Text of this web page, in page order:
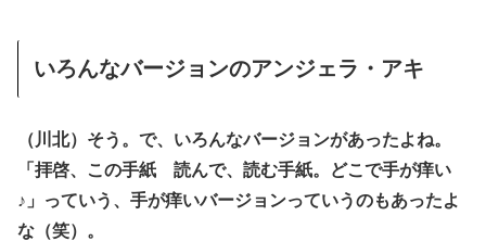
いろんなバージョンのアンジェラ・アキ
（川北）そう。で、いろんなバージョンがあったよね。
「拝啓、この手紙 読んで、読む手紙。どこで手が痒い
♪」っていう、手が痒いバージョンっていうのもあったよ
な（笑）。